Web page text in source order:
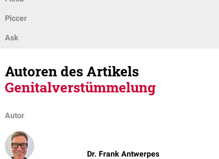
Piccer
Ask
Autoren des Artikels
Genitalverstümmelung
Autor
Dr. Frank Antwerpes